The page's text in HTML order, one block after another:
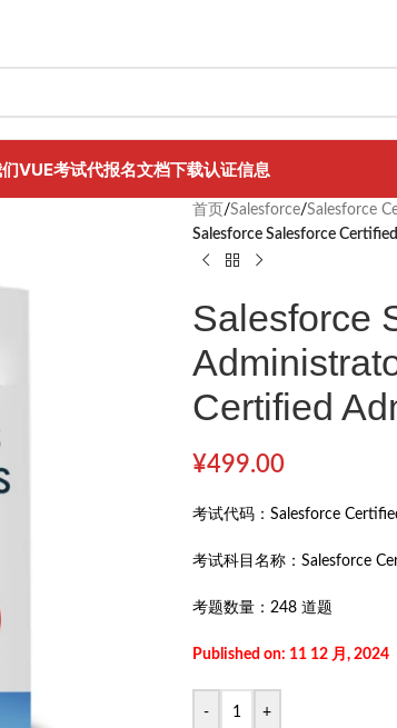
VUE考试代报名文档下载认证信息
首页 /Salesforce/Salesforce
Salesforce Salesforce
Salesforce
Certified
¥499.00
考试代码： Salesforce
考试科目名称： Salesforce
考题数量： 248 道题
Published on: 11 12 月, 2024
- +